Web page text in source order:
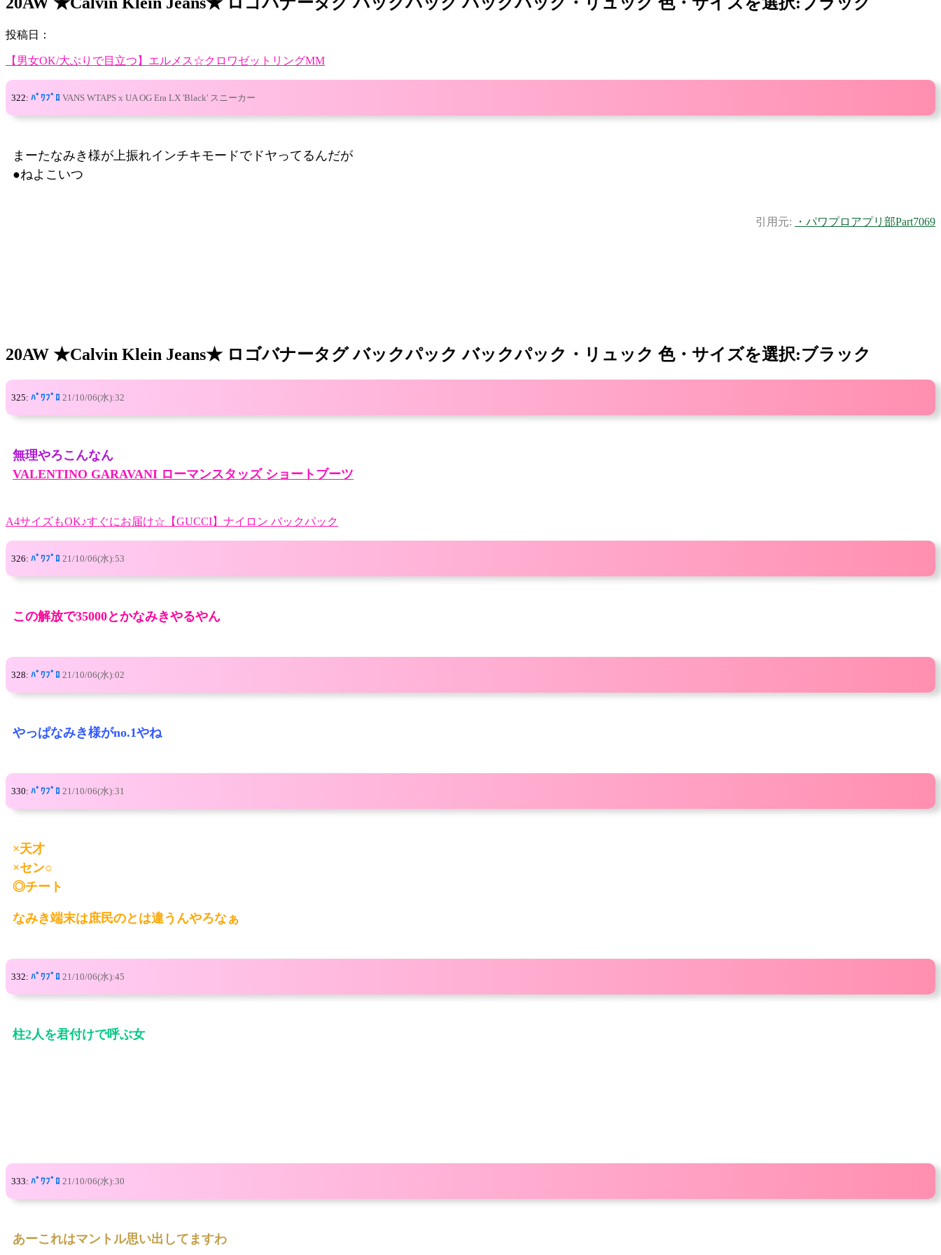
投稿日：
【男女OK/大ぶりで目立つ】エルメス☆クロワゼットリングMM
322: ﾊﾟﾜﾌﾟﾛ VANS WTAPS x UA OG Era LX 'Black' スニーカー
まーたなみき様が上振れインチキモードでドヤってるんだが
●ねよこいつ
引用元: ・パワプロアプリ部Part7069
20AW ★Calvin Klein Jeans★ ロゴバナータグ バックパック バックパック・リュック 色・サイズを選択:ブラック
325: ﾊﾟﾜﾌﾟﾛ 21/10/06(水):32
無理やろこんなん
VALENTINO GARAVANI ローマンスタッズ ショートブーツ
A4サイズもOK♪すぐにお届け☆【GUCCI】ナイロン バックパック
326: ﾊﾟﾜﾌﾟﾛ 21/10/06(水):53
この解放で35000とかなみきやるやん
328: ﾊﾟﾜﾌﾟﾛ 21/10/06(水):02
やっぱなみき様がno.1やね
330: ﾊﾟﾜﾌﾟﾛ 21/10/06(水):31
×天才
×セン○
◎チート
なみき端末は庶民のとは違うんやろなぁ
332: ﾊﾟﾜﾌﾟﾛ 21/10/06(水):45
柱2人を君付けで呼ぶ女
333: ﾊﾟﾜﾌﾟﾛ 21/10/06(水):30
あーこれはマントル思い出してますわ